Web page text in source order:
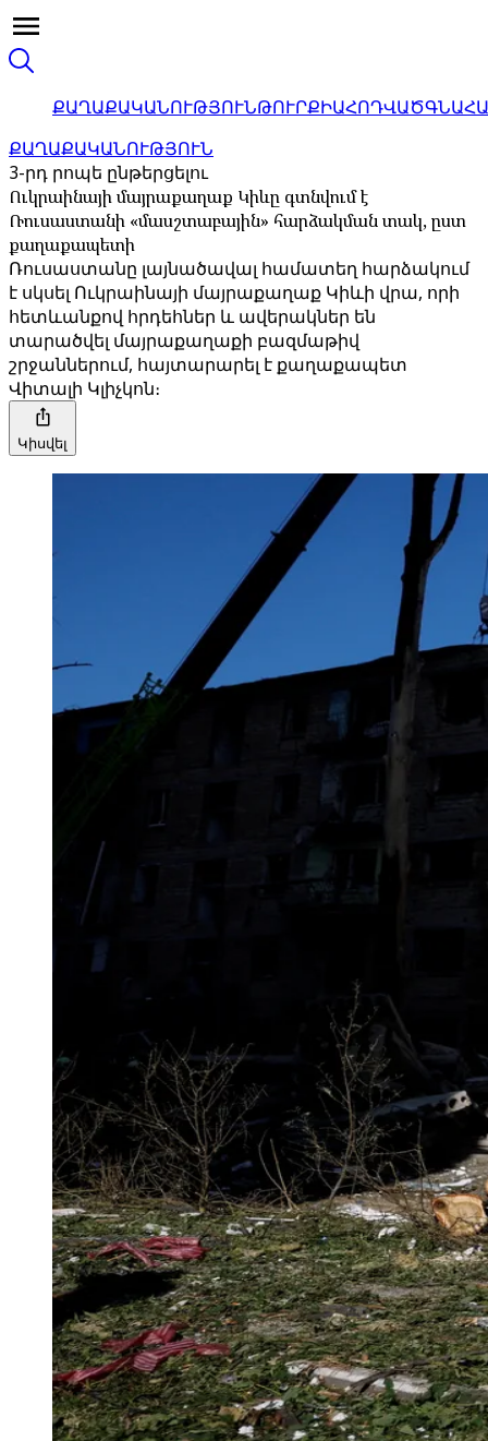
ՔԱՂԱՔԱԿԱՆՈՒԹՅՈՒՆԹՈՒՐՔԻԱՀՈԴՎԱԾ
ՔԱՂԱՔԱԿԱՆՈՒԹՅՈՒՆ
3-րդ րոպե ընթերցելու
Ուկրաինայի մայրաքաղաք Կիևը գտնվում է
Ռուսաստանի «մասշտաբային» հարձակման տակ, ըստ
քաղաքապետի
Ռուսաստանը լայնածավալ համատեղ հարձակում
է սկսել Ուկրաինայի մայրաքաղաք Կիևի վրա, որի
հետևանքով հրդեհներ և ավերակներ են
տարածվել մայրաքաղաքի բազմաթիվ
շրջաններում, հայտարարել է քաղաքապետ
Վիտալի Կլիչկոն։
Կիսվել